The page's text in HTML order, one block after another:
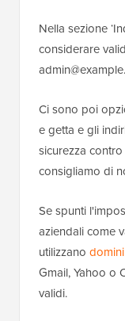
Nella sezione
considerare
Ci sono poi
e getta e gli
sicurezza
consigliamo di
Se spunti
aziendali come
utilizzano
Gmail, Yahoo o
validi.